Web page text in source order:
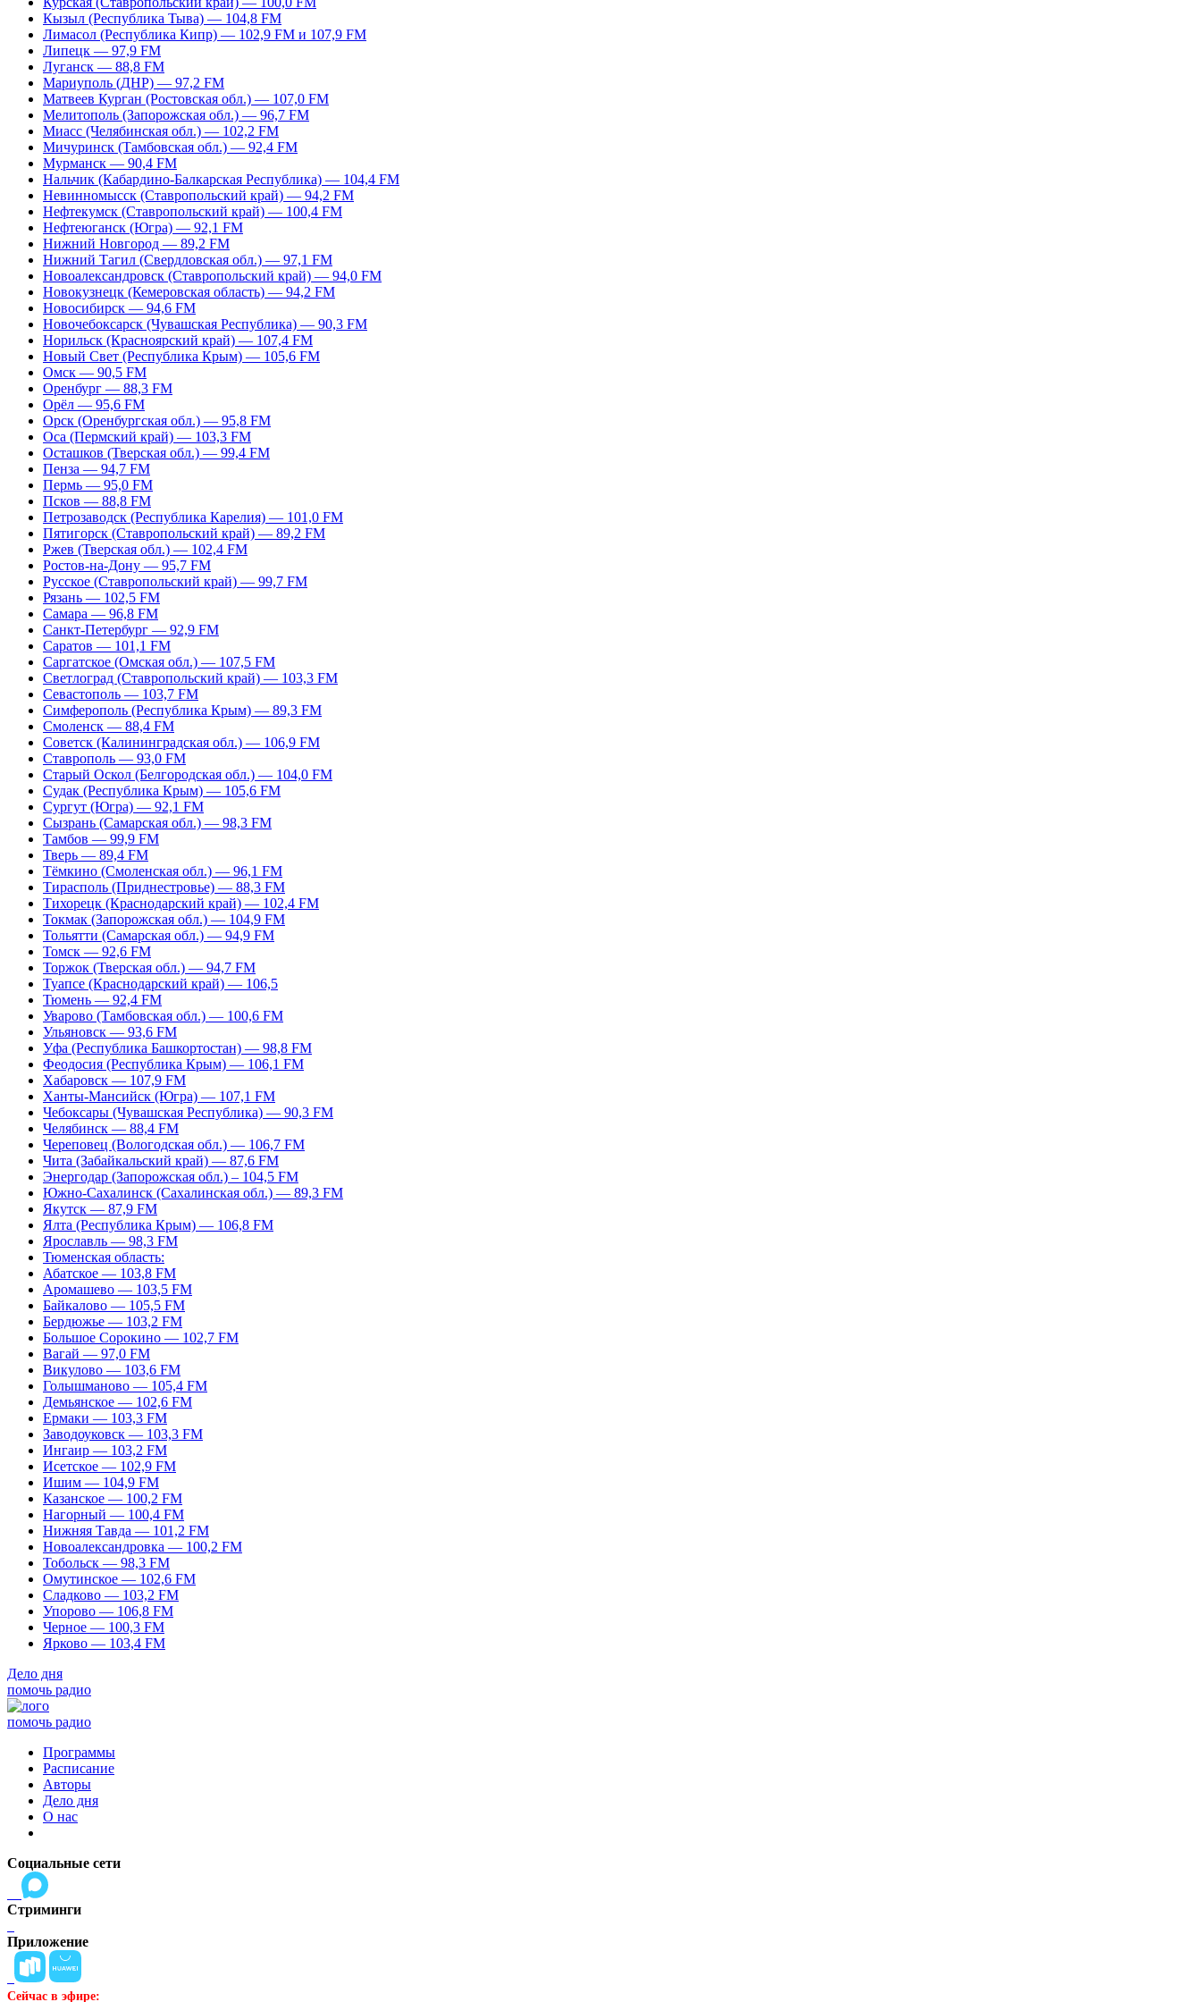
Кызыл (Республика Тыва) — 104,8 FM
Лимасол (Республика Кипр) — 102,9 FM и 107,9 FM
Липецк — 97,9 FM
Луганск — 88,8 FM
Мариуполь (ДНР) — 97,2 FM
Матвеев Курган (Ростовская обл.) — 107,0 FM
Мелитополь (Запорожская обл.) — 96,7 FM
Миасс (Челябинская обл.) — 102,2 FM
Мичуринск (Тамбовская обл.) — 92,4 FM
Мурманск — 90,4 FM
Нальчик (Кабардино-Балкарская Республика) — 104,4 FM
Невинномысск (Ставропольский край) — 94,2 FM
Нефтекумск (Ставропольский край) — 100,4 FM
Нефтеюганск (Югра) — 92,1 FM
Нижний Новгород — 89,2 FM
Нижний Тагил (Свердловская обл.) — 97,1 FM
Новоалександровск (Ставропольский край) — 94,0 FM
Новокузнецк (Кемеровская область) — 94,2 FM
Новосибирск — 94,6 FM
Новочебоксарск (Чувашская Республика) — 90,3 FM
Норильск (Красноярский край) — 107,4 FM
Новый Свет (Республика Крым) — 105,6 FM
Омск — 90,5 FM
Оренбург — 88,3 FM
Орёл — 95,6 FM
Орск (Оренбургская обл.) — 95,8 FM
Оса (Пермский край) — 103,3 FM
Осташков (Тверская обл.) — 99,4 FM
Пенза — 94,7 FM
Пермь — 95,0 FM
Псков — 88,8 FM
Петрозаводск (Республика Карелия) — 101,0 FM
Пятигорск (Ставропольский край) — 89,2 FM
Ржев (Тверская обл.) — 102,4 FM
Ростов-на-Дону — 95,7 FM
Русское (Ставропольский край) — 99,7 FM
Рязань — 102,5 FM
Самара — 96,8 FM
Санкт-Петербург — 92,9 FM
Саратов — 101,1 FM
Саргатское (Омская обл.) — 107,5 FM
Светлоград (Ставропольский край) — 103,3 FM
Севастополь — 103,7 FM
Симферополь (Республика Крым) — 89,3 FM
Смоленск — 88,4 FM
Советск (Калининградская обл.) — 106,9 FM
Ставрополь — 93,0 FM
Старый Оскол (Белгородская обл.) — 104,0 FM
Судак (Республика Крым) — 105,6 FM
Сургут (Югра) — 92,1 FM
Сызрань (Самарская обл.) — 98,3 FM
Тамбов — 99,9 FM
Тверь — 89,4 FM
Тёмкино (Смоленская обл.) — 96,1 FM
Тирасполь (Приднестровье) — 88,3 FM
Тихорецк (Краснодарский край) — 102,4 FM
Токмак (Запорожская обл.) — 104,9 FM
Тольятти (Самарская обл.) — 94,9 FM
Томск — 92,6 FM
Торжок (Тверская обл.) — 94,7 FM
Туапсе (Краснодарский край) — 106,5
Тюмень — 92,4 FM
Уварово (Тамбовская обл.) — 100,6 FM
Ульяновск — 93,6 FM
Уфа (Республика Башкортостан) — 98,8 FM
Феодосия (Республика Крым) — 106,1 FM
Хабаровск — 107,9 FM
Ханты-Мансийск (Югра) — 107,1 FM
Чебоксары (Чувашская Республика) — 90,3 FM
Челябинск — 88,4 FM
Череповец (Вологодская обл.) — 106,7 FM
Чита (Забайкальский край) — 87,6 FM
Энергодар (Запорожская обл.) – 104,5 FM
Южно-Сахалинск (Сахалинская обл.) — 89,3 FM
Якутск — 87,9 FM
Ялта (Республика Крым) — 106,8 FM
Ярославль — 98,3 FM
Тюменская область:
Абатское — 103,8 FM
Аромашево — 103,5 FM
Байкалово — 105,5 FM
Бердюжье — 103,2 FM
Большое Сорокино — 102,7 FM
Вагай — 97,0 FM
Викулово — 103,6 FM
Голышманово — 105,4 FM
Демьянское — 102,6 FM
Ермаки — 103,3 FM
Заводоуковск — 103,3 FM
Ингаир — 103,2 FM
Исетское — 102,9 FM
Ишим — 104,9 FM
Казанское — 100,2 FM
Нагорный — 100,4 FM
Нижняя Тавда — 101,2 FM
Новоалександровка — 100,2 FM
Тобольск — 98,3 FM
Омутинское — 102,6 FM
Сладково — 103,2 FM
Упорово — 106,8 FM
Черное — 100,3 FM
Ярково — 103,4 FM
Дело дня
помочь радио
помочь радио
Программы
Расписание
Авторы
Дело дня
О нас
Социальные сети
Стриминги
Приложение
Сейчас в эфире: